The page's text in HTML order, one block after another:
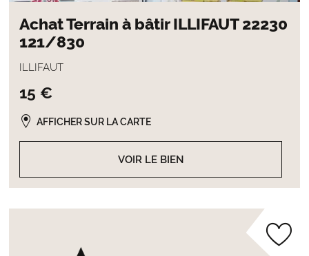
Achat Terrain à bâtir ILLIFAUT 22230
121/830
ILLIFAUT
15 €
VOIR LE BIEN
AFFICHER SUR LA CARTE